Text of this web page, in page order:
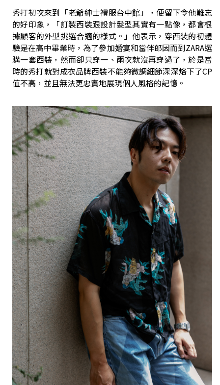
秀打初次來到「老爺紳士禮服台中館」，便留下令他難忘
的好印象，「訂製西裝跟設計髮型其實有一點像，都會根
據顧客的外型挑選合適的樣式。」他表示，穿西裝的初體
驗是在高中畢業時，為了參加婚宴和當伴郎因而到ZARA選
購一套西裝，然而卻只穿一、兩次就沒再穿過了，於是當
時的秀打就對成衣品牌西裝不能夠微調細節深深烙下了CP
值不高，並且無法更忠實地展現個人風格的記憶。